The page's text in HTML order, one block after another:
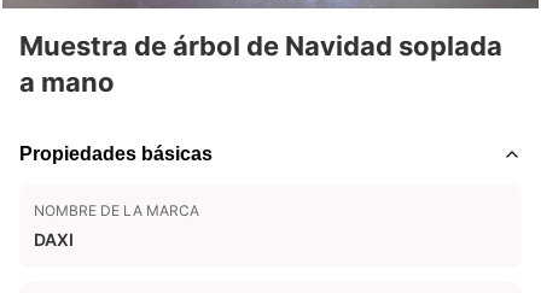
Muestra de árbol de Navidad soplada
a mano
Propiedades básicas
NOMBRE DE LA MARCA
DAXI